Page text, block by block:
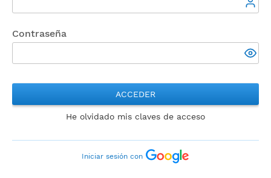
Contraseña
ACCEDER
He olvidado mis claves de acceso
Iniciar sesión con